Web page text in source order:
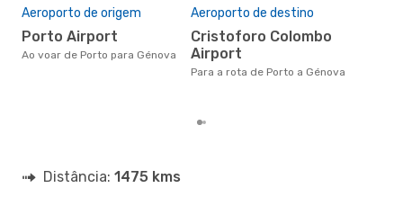
Aeroporto de origem
Porto Airport
Ao voar de Porto para Génova
Aeroporto de destino
Cristoforo Colombo
Airport
Para a rota de Porto a Génova
Distância: 1475 kms